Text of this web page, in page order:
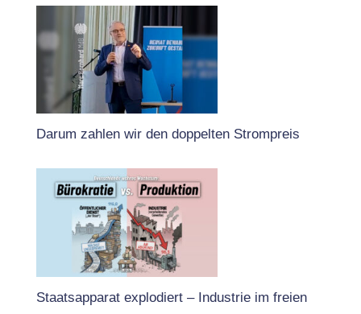
Darum zahlen wir den doppelten Strompreis
Staatsapparat explodiert – Industrie im freien